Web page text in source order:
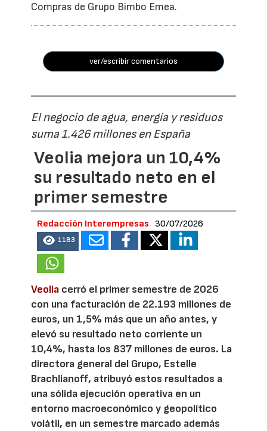
Compras de Grupo Bimbo Emea.
ver/escribir comentarios
El negocio de agua, energía y residuos
suma 1.426 millones en España
Veolia mejora un 10,4%
su resultado neto en el
primer semestre
Redacción Interempresas 30/07/2026
1183
Veolia cerró el primer semestre de 2026
con una facturación de 22.193 millones de
euros, un 1,5% más que un año antes, y
elevó su resultado neto corriente un
10,4%, hasta los 837 millones de euros. La
directora general del Grupo, Estelle
Brachlianoff, atribuyó estos resultados a
una sólida ejecución operativa en un
entorno macroeconómico y geopolítico
volátil, en un semestre marcado además